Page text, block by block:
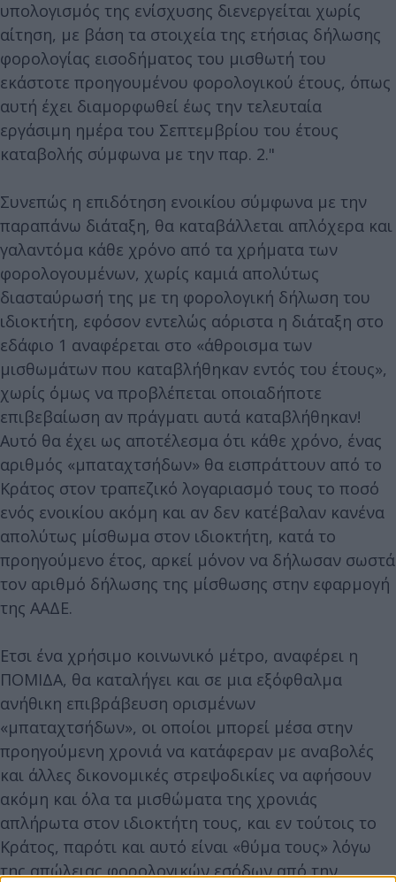
υπολογισμός της ενίσχυσης διενεργείται χωρίς
αίτηση, με βάση τα στοιχεία της ετήσιας δήλωσης
φορολογίας εισοδήματος του μισθωτή του
εκάστοτε προηγουμένου φορολογικού έτους, όπως
αυτή έχει διαμορφωθεί έως την τελευταία
εργάσιμη ημέρα του Σεπτεμβρίου του έτους
καταβολής σύμφωνα με την παρ. 2."
Συνεπώς η επιδότηση ενοικίου σύμφωνα με την
παραπάνω διάταξη, θα καταβάλλεται απλόχερα και
γαλαντόμα κάθε χρόνο από τα χρήματα των
φορολογουμένων, χωρίς καμιά απολύτως
διασταύρωσή της με τη φορολογική δήλωση του
ιδιοκτήτη, εφόσον εντελώς αόριστα η διάταξη στο
εδάφιο 1 αναφέρεται στο «άθροισμα των
μισθωμάτων που καταβλήθηκαν εντός του έτους»,
χωρίς όμως να προβλέπεται οποιαδήποτε
επιβεβαίωση αν πράγματι αυτά καταβλήθηκαν!
Αυτό θα έχει ως αποτέλεσμα ότι κάθε χρόνο, ένας
αριθμός «μπαταχτσήδων» θα εισπράττουν από το
Κράτος στον τραπεζικό λογαριασμό τους το ποσό
ενός ενοικίου ακόμη και αν δεν κατέβαλαν κανένα
απολύτως μίσθωμα στον ιδιοκτήτη, κατά το
προηγούμενο έτος, αρκεί μόνον να δήλωσαν σωστά
τον αριθμό δήλωσης της μίσθωσης στην εφαρμογή
της ΑΑΔΕ.
Ετσι ένα χρήσιμο κοινωνικό μέτρο, αναφέρει η
ΠΟΜΙΔΑ, θα καταλήγει και σε μια εξόφθαλμα
ανήθικη επιβράβευση ορισμένων
«μπαταχτσήδων», οι οποίοι μπορεί μέσα στην
προηγούμενη χρονιά να κατάφεραν με αναβολές
και άλλες δικονομικές στρεψοδικίες να αφήσουν
ακόμη και όλα τα μισθώματα της χρονιάς
απλήρωτα στον ιδιοκτήτη τους, και εν τούτοις το
Κράτος, παρότι και αυτό είναι «θύμα τους» λόγω
της απώλειας φορολογικών εσόδων από την